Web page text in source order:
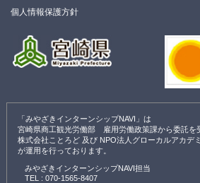
個人情報保護方針
「みやざきインターンシップNAVI」は
宮崎県商工観光労働部 雇用労働政策課から委託を
株式会社ことろど 及び NPO法人グローカルアカデ
が運用を行っております。
みやざきインターンシップNAVI担当
TEL : 070-1565-8407